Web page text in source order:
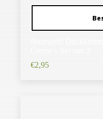
€2,95